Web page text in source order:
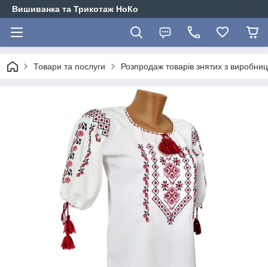
Вишиванка та Трикотаж НоКо
Товари та послуги Розпродаж товарів знятих з